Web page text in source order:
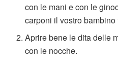
con le mani e con le
carponi il vostro bambino
Aprire bene le dita delle
con le nocche.